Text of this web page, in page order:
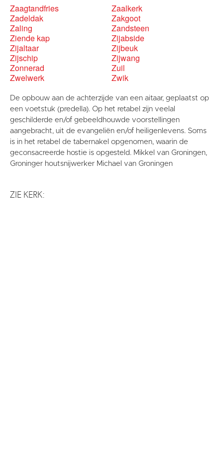
Zaagtandfries
Zaalkerk
Zadeldak
Zakgoot
Zaling
Zandsteen
Ziende kap
Zijabside
Zijaltaar
Zijbeuk
Zijschip
Zijwang
Zonnerad
Zuil
Zwelwerk
Zwik
De opbouw aan de achterzijde van een aitaar, geplaatst op
een voetstuk (predella). Op het retabel zijn veelal
geschilderde en/of gebeeldhouwde voorstellingen
aangebracht, uit de evangeliën en/of heiligenlevens. Soms
is in het retabel de tabernakel opgenomen, waarin de
geconsacreerde hostie is opgesteld. Mikkel van Groningen,
Groninger houtsnijwerker Michael van Groningen
ZIE KERK: